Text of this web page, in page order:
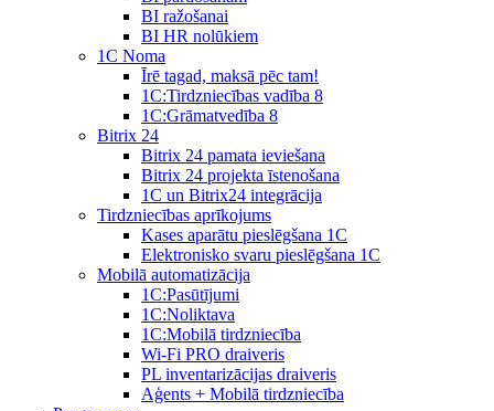
BI ražošanai
BI HR nolūkiem
1C Noma
Īrē tagad, maksā pēc tam!
1С:Tirdzniecības vadība 8
1С:Grāmatvedība 8
Bitrix 24
Bitrix 24 pamata ieviešana
Bitrix 24 projekta īstenošana
1C un Bitrix24 integrācija
Tirdzniecības aprīkojums
Kases aparātu pieslēgšana 1C
Elektronisko svaru pieslēgšana 1C
Mobilā automatizācija
1С:Pasūtījumi
1С:Noliktava
1С:Mobilā tirdzniecība
Wi-Fi PRO draiveris
PL inventarizācijas draiveris
Aģents + Mobilā tirdzniecība